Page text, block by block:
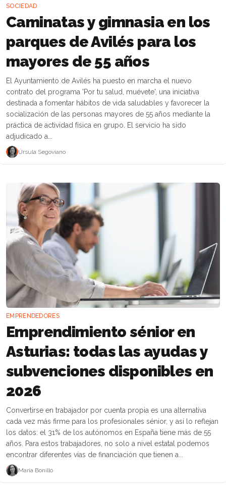
SOCIEDAD
Caminatas y gimnasia en los
parques de Avilés para los
mayores de 55 años
El Ayuntamiento de Avilés ha puesto en marcha el nuevo
contrato del programa 'Por tu salud, muévete', una iniciativa
destinada a fomentar hábitos de vida saludables y favorecer la
socialización de las personas mayores de 55 años mediante la
práctica de actividad física en grupo. El servicio ha sido
adjudicado a...
Úrsula Segoviano
EMPRENDEDORES
Emprendimiento sénior en
Asturias: todas las ayudas y
subvenciones disponibles en
2026
Convertirse en trabajador por cuenta propia es una alternativa
cada vez más firme para los profesionales sénior, y así lo reflejan
los datos: el 31% de los autónomos en España tiene más de 55
años. Para estos trabajadores, no solo a nivel estatal podemos
encontrar diferentes vías de financiación que tienen a...
María Bonillo